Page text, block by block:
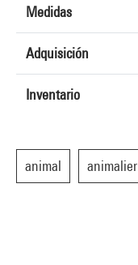
Medidas
Adquisición
Inventario
animal animalier